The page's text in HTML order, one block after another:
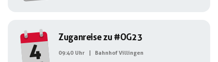
4
Zuganreise zu #OG23
09:40 Uhr | Bahnhof Villingen